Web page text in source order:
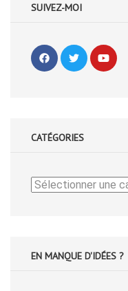
SUIVEZ-MOI
CATÉGORIES
Catégories
EN MANQUE D'IDÉES ?